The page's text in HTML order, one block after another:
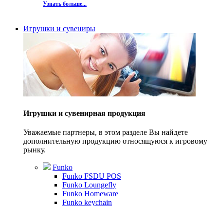
Узнать больше...
Игрушки и сувениры
Игрушки и сувенирная продукция
Уважаемые партнеры, в этом разделе Вы найдете
дополнительную продукцию относящуюся к игровому
рынку.
Funko
Funko FSDU POS
Funko Loungefly
Funko Homeware
Funko keychain